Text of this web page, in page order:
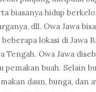
biasanya hidup
dll. Owa Jawa bisa
lokasi di Jawa
Tengah. Owa Jawa
pemakan buah. Selain
daun, bunga, dan